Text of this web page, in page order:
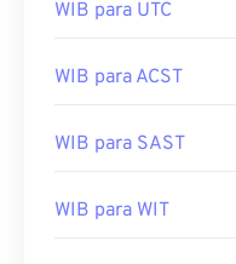
WIB para UTC
WIB para ACST
WIB para SAST
WIB para WIT